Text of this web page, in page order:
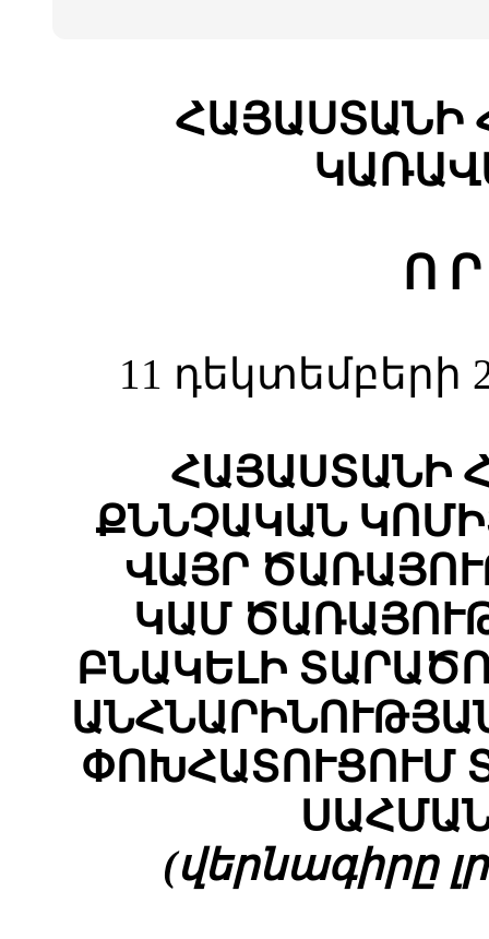
ՀԱՅԱՍՏԱՆԻ
Ո
11 դեկտեմբերի
ՀԱՅԱՍՏԱՆԻ
ՔՆՆՉԱԿԱՆ
ՎԱՅՐ
ԿԱՄ
ԲՆԱԿԵԼԻ
ՓՈԽՀԱՏՈՒՑՈՒՄ
(վերնագիրը